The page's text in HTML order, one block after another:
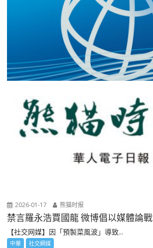
2026-01-17 熊猫时报
禁言羅永浩賈國龍 微博倡以媒體論戰
【社交网媒】因「預製菜風波」導致...
中華 社交網媒